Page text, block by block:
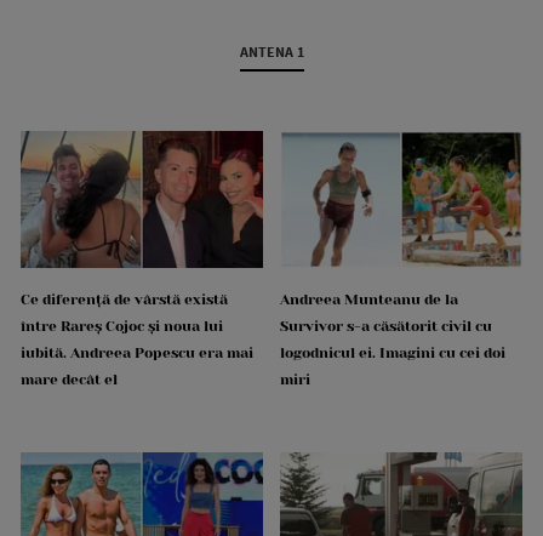
ANTENA 1
Ce diferență de vârstă există
între Rareș Cojoc și noua lui
iubită. Andreea Popescu era mai
mare decât el
Andreea Munteanu de la
Survivor s-a căsătorit civil cu
logodnicul ei. Imagini cu cei doi
miri